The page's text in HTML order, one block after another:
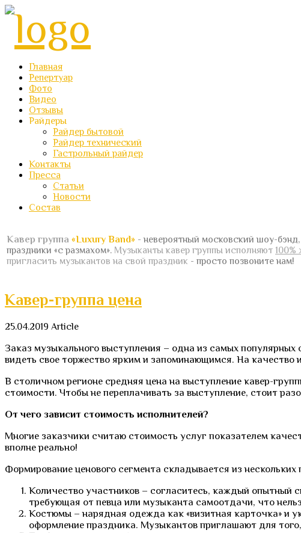
Главная
Репертуар
Фото
Видео
Отзывы
Райдеры
Райдер бытовой
Райдер технический
Гастрольный райдер
Контакты
Пресса
Статьи
Новости
Состав
Кавер группа «Luxury Band» - невероятный московский шоу-
праздники «с размахом». Музыканты кавер группы исполняют 100%
пригласить музыкантов на свой праздник - просто позвоните нам!
Кавер-группа цена
25.04.2019 Article
Заказ музыкального выступления – одна из самых
видеть свое торжество ярким и запоминающимся. На качество
В столичном регионе средняя цена на выступление кавер-
стоимости. Чтобы не переплачивать за выступление, стоит
От чего зависит стоимость исполнителей?
Многие заказчики считаю стоимость услуг показателем
вполне реально!
Формирование ценового сегмента складывается из нескольких
Количество участников – согласитесь, каждый опытный
требующая от певца или музыканта самоотдачи, что
Костюмы – нарядная одежда как «визитная карточка» и
оформление праздника. Музыкантов приглашают для